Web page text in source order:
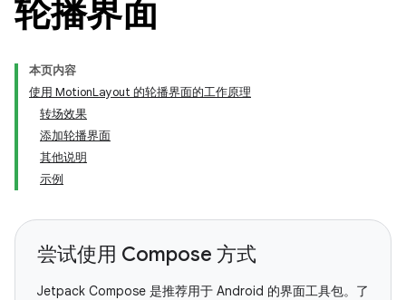
轮播界面
本页内容
使用 MotionLayout 的轮播界面的工作原理
转场效果
添加轮播界面
其他说明
示例
尝试使用 Compose 方式
Jetpack Compose 是推荐用于 Android 的界面工具包。了